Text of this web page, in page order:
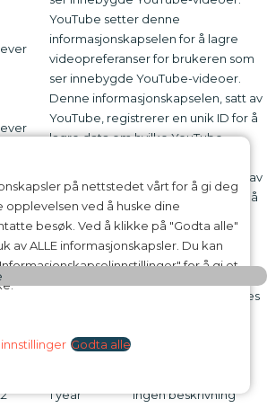
på nettstedet vårt for å gi deg
opplevelsen ved å huske dine
besøk. Ved å klikke på "Godta alle"
av ALLE informasjonskapsler. Du kan
for å gi et
Godta alle
YouTube setter denne
informasjonskapselen for å lagre
videopreferanser for brukeren som
ser innebygde YouTube-videoer.
Denne informasjonskapselen, satt av
YouTube, registrerer en unik ID for å
lagre data om hvilke YouTube-
Denne informasjonskapselen, satt av
YouTube, registrerer en unik ID for å
videoer brukeren har sett.
informasjonskapsler er de som analyseres
i en kategori.
Varighet
1 minute
1 year
Ingen beskrivning